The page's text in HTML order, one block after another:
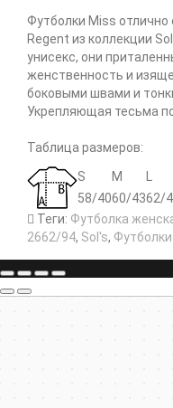
Футболки Miss
Regent из коллекции
унисекс, они
женственность и
боковыми швами и
Укрепляющая тесьма
Таблица размеров:
S
M
58/4060/4362/
Теги: Футболка
2662/94, Sol's, Футболки